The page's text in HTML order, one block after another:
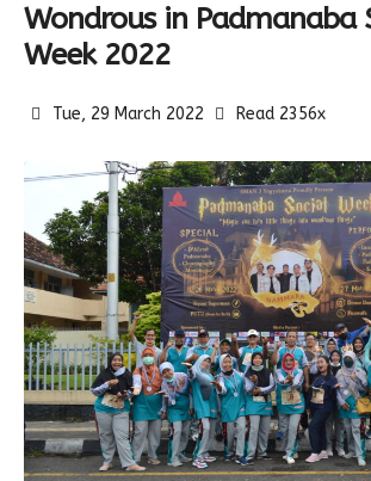
Pengumuman
Karya Siswa
Progresif #37
Padstory
Antologi Puisi 1
Antologi Puisi 2
Antologi Puisi 3
Antologi Puisi 4
Antologi Cerpen B.Inggris
Eskul
Kegiatan Kemitraan
Bulletin
Padnews
Majalah Progresif
Link Referensi
Event Padmanaba
Penbes 2026
PPDB
Alumni
Wondrous in Padmanaba
Week 2022
Tue, 29 March 2022 Read 2356x